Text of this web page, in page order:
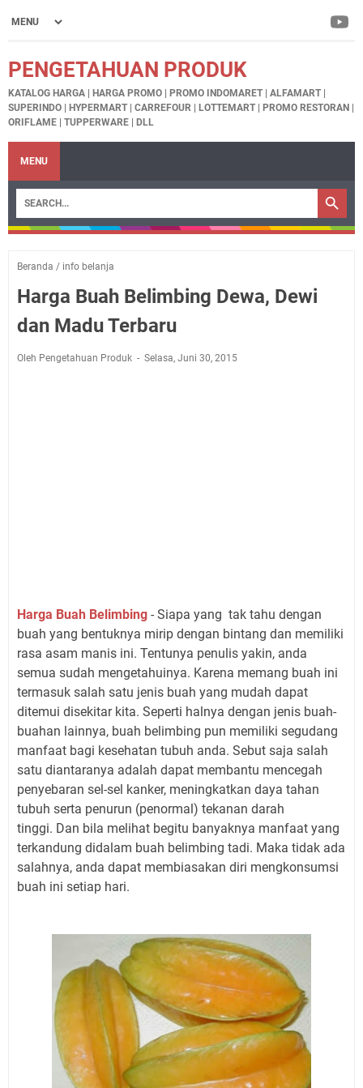
PENGETAHUAN PRODUK
KATALOG HARGA | HARGA PROMO | PROMO INDOMARET | ALFAMART |
SUPERINDO | HYPERMART | CARREFOUR | LOTTEMART | PROMO RESTORAN |
ORIFLAME | TUPPERWARE | DLL
MENU
Beranda / info belanja
Harga Buah Belimbing Dewa, Dewi
dan Madu Terbaru
Oleh Pengetahuan Produk Selasa, Juni 30, 2015
Harga Buah Belimbing - Siapa yang tak tahu dengan
buah yang bentuknya mirip dengan bintang dan memiliki
rasa asam manis ini. Tentunya penulis yakin, anda
semua sudah mengetahuinya. Karena memang buah ini
termasuk salah satu jenis buah yang mudah dapat
ditemui disekitar kita. Seperti halnya dengan jenis buah-
buahan lainnya, buah belimbing pun memiliki segudang
manfaat bagi kesehatan tubuh anda. Sebut saja salah
satu diantaranya adalah dapat membantu mencegah
penyebaran sel-sel kanker, meningkatkan daya tahan
tubuh serta penurun (penormal) tekanan darah
tinggi. Dan bila melihat begitu banyaknya manfaat yang
terkandung didalam buah belimbing tadi. Maka tidak ada
salahnya, anda dapat membiasakan diri mengkonsumsi
buah ini setiap hari.